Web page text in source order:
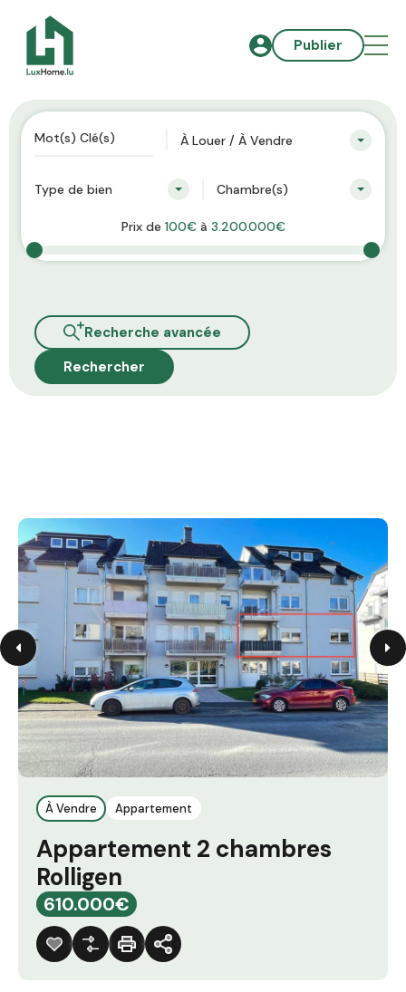
Publier
À Louer / À Vendre
Type de bien Chambre(s)
Prix de 100€à 3.200.000€
Recherche avancée
Rechercher
À Vendre Appartement
Appartement 2 chambres
Rolligen
610.000€